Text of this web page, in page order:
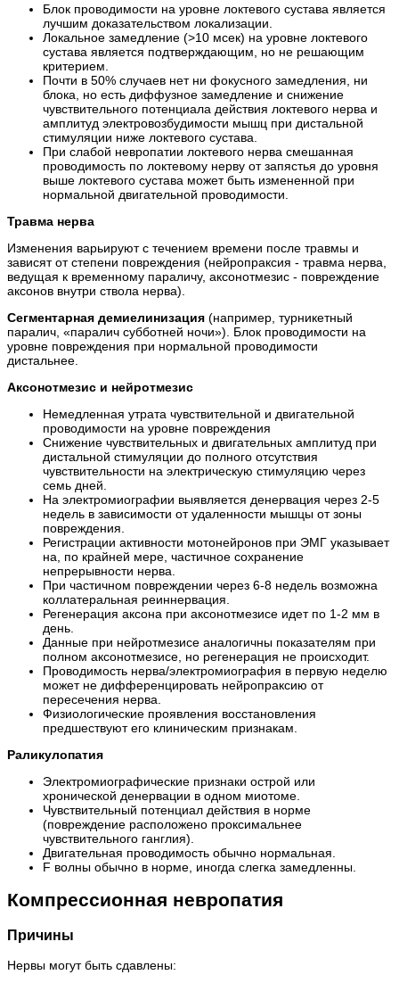
Блок проводимости на уровне локтевого сустава является
лучшим доказательством локализации.
Локальное замедление (>10 мсек) на уровне локтевого
сустава является подтверждающим, но не решающим
критерием.
Почти в 50% случаев нет ни фокусного замедления, ни
блока, но есть диффузное замедление и снижение
чувствительного потенциала действия локтевого нерва и
амплитуд электровозбудимости мышц при дистальной
стимуляции ниже локтевого сустава.
При слабой невропатии локтевого нерва смешанная
проводимость по локтевому нерву от запястья до уровня
выше локтевого сустава может быть измененной при
нормальной двигательной проводимости.
Травма нерва
Изменения варьируют с течением времени после травмы и
зависят от степени повреждения (нейропраксия - травма нерва,
ведущая к временному параличу, аксонотмезис - повреждение
аксонов внутри ствола нерва).
Сегментарная демиелинизация (например, турникетный
паралич, «паралич субботней ночи»). Блок проводимости на
уровне повреждения при нормальной проводимости
дистальнее.
Аксонотмезис и нейротмезис
Немедленная утрата чувствительной и двигательной
проводимости на уровне повреждения
Снижение чувствительных и двигательных амплитуд при
дистальной стимуляции до полного отсутствия
чувствительности на электрическую стимуляцию через
семь дней.
На электромиографии выявляется денервация через 2-5
недель в зависимости от удаленности мышцы от зоны
повреждения.
Регистрации активности мотонейронов при ЭМГ указывает
на, по крайней мере, частичное сохранение
непрерывности нерва.
При частичном повреждении через 6-8 недель возможна
коллатеральная реиннервация.
Регенерация аксона при аксонотмезисе идет по 1-2 мм в
день.
Данные при нейротмезисе аналогичны показателям при
полном аксонотмезисе, но регенерация не происходит.
Проводимость нерва/электромиография в первую неделю
может не дифференцировать нейропраксию от
пересечения нерва.
Физиологические проявления восстановления
предшествуют его клиническим признакам.
Раликулопатия
Электромиографические признаки острой или
хронической денервации в одном миотоме.
Чувствительный потенциал действия в норме
(повреждение расположено проксимальнее
чувствительного ганглия).
Двигательная проводимость обычно нормальная.
F волны обычно в норме, иногда слегка замедленны.
Компрессионная невропатия
Причины
Нервы могут быть сдавлены: